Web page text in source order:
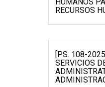
RECURSOS
[P.S. 108-
SERVICIOS